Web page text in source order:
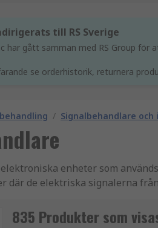
till RS Sverige
har gått samman med RS Group
se orderhistorik, returnera
/ Signalbehandlare
enheter som
där de elektriska signalerna
835 Produkter som